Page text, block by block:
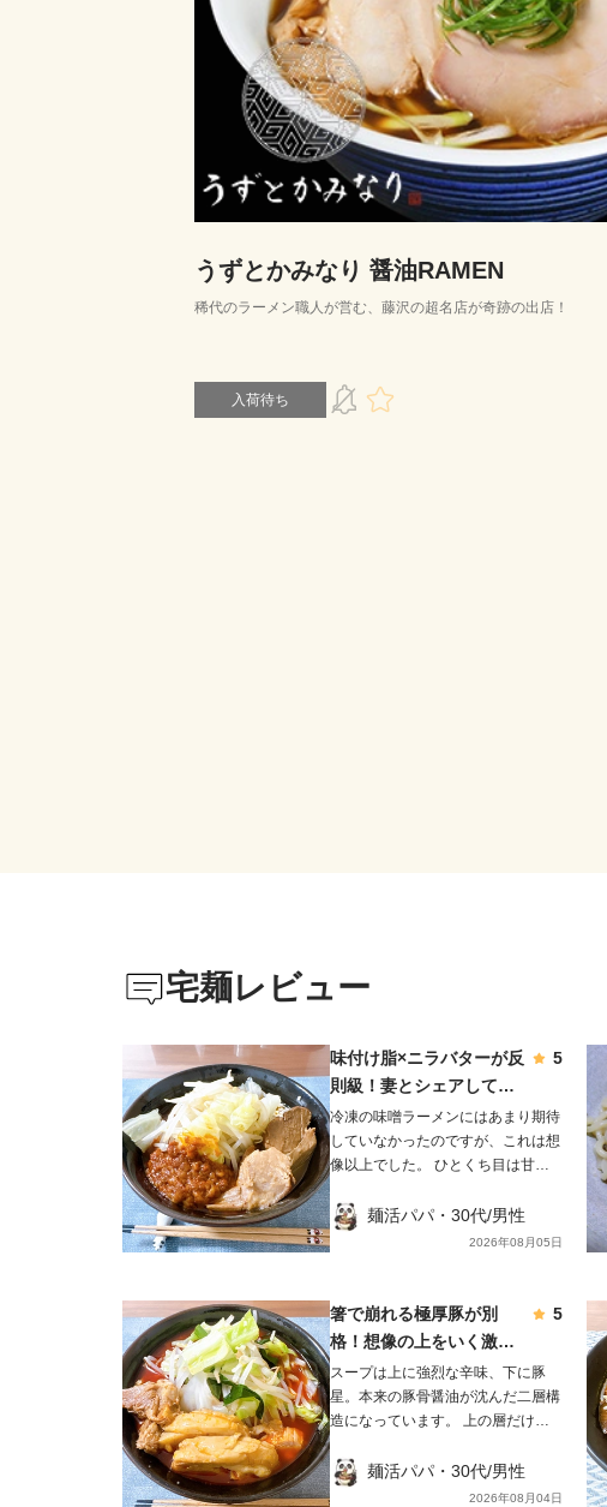
うずとかみなり 醤油RAMEN
稀代のラーメン職人が営む、藤沢の超名店が奇跡の出店！
入荷待ち
宅麺レビュー
味付け脂×ニラバターが反
則級！妻とシェアして最
後は完飲しました✨
5
冷凍の味噌ラーメンにはあまり期待
していなかったのですが、これは想
像以上でした。 ひとくち目は甘め
を追ってきます。レンゲを底に沈め
てから引き上げると、コクと旨味が
がら噛むとワシワシ。太いぶんスー
プをしっかり持ち上げてくれます。
チャーシューは豚ウデ肉で、見た目
は硬そうなのに食べるとホロホロ。
それでいて肉感はしっかり残ってい
て満足感がありました😃 麺は茹で
るので、妻とシェアしてちょうどい
い量。 もやしとニンニクを用意し
麺活パパ・30代/男性
2026年08月05日
箸で崩れる極厚豚が別
格！想像の上をいく激辛
だけど溶き卵で完食でき
ました✨
5
スープは上に強烈な辛味、下に豚
星。本来の豚骨醤油が沈んだ二層構
造になっています。 上の層だけを
底から一度しっかり混ぜて飲むと、
辛さの後にコクと旨味が追いかけて
麺活パパ・30代/男性
2026年08月04日